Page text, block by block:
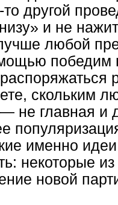
другой
и не
любой
победим
скольким
не главная и
именно
некоторые
новой